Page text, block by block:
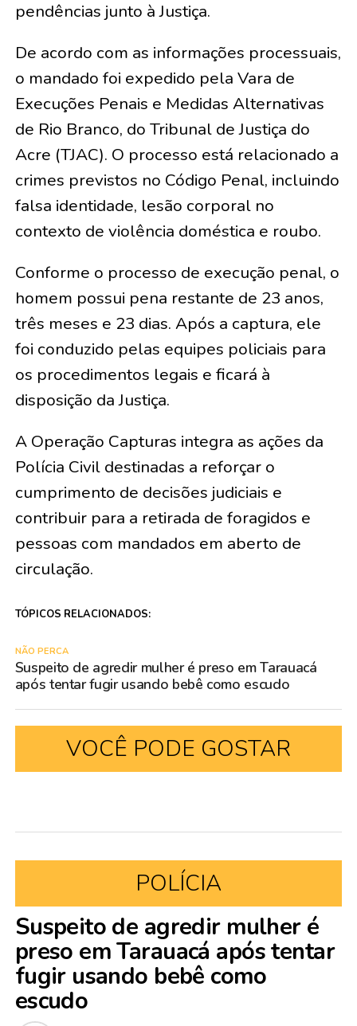
pendências junto à Justiça.
De acordo com as informações processuais,
o mandado foi expedido pela Vara de
Execuções Penais e Medidas Alternativas
de Rio Branco, do Tribunal de Justiça do
Acre (TJAC). O processo está relacionado a
crimes previstos no Código Penal, incluindo
falsa identidade, lesão corporal no
contexto de violência doméstica e roubo.
Conforme o processo de execução penal, o
homem possui pena restante de 23 anos,
três meses e 23 dias. Após a captura, ele
foi conduzido pelas equipes policiais para
os procedimentos legais e ficará à
disposição da Justiça.
A Operação Capturas integra as ações da
Polícia Civil destinadas a reforçar o
cumprimento de decisões judiciais e
contribuir para a retirada de foragidos e
pessoas com mandados em aberto de
circulação.
TÓPICOS RELACIONADOS:
NÃO PERCA
Suspeito de agredir mulher é preso em Tarauacá
após tentar fugir usando bebê como escudo
VOCÊ PODE GOSTAR
POLÍCIA
Suspeito de agredir mulher é
preso em Tarauacá após tentar
fugir usando bebê como
escudo